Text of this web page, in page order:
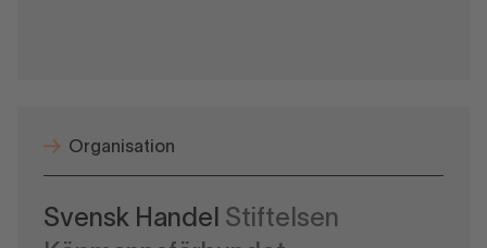
Organisation
Svensk Handel Stiftelsen